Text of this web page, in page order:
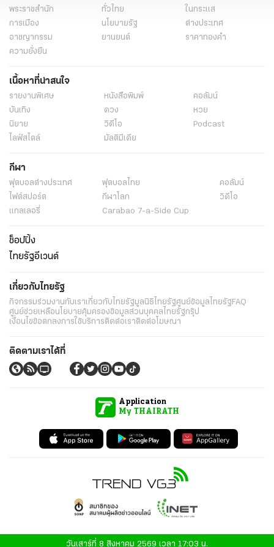
พระราชสำนัก ทั่วไทย
ในกระแส
การเมือง
นโยบายรัฐ
ต่างประเทศ
อาชญากรรม
ยานยนต์
ราคาทองคำ
ความยั่งยืน
เนื้อหาที่น่าสนใจ
รายงานพิเศษ หนังสือพิมพ์
คอลัมน์
บันเทิง
ดวง
หวย
นิยาย
วิดีโอ
Podcast
ไลฟ์สไตล์
มัลติมีเดีย
กีฬา
ฟุตบอลต่่างประเทศ ฟุตบอลไทย
คอลัมน์
ไฟต์สปอร์ต
กีฬาโลก
วิดีโอ
แกลเลอรี่
Carabao 7-a-Side Cup
ช็อปปิ้ง
ไทยรัฐอีเวนต์
เกี่ยวกับไทยรัฐ
กิจกรรมร่วมงานกับเราเกี่ยวกับไทยรัฐมูลนิธิไทยรัฐศูนย์ข้อมูลไทยรัฐFAQ
ศูนย์ช่วยเหลือนโยบายคุ้มครองข้อมูลส่วนบุคคลไทยรัฐกรุ๊ป
เงื่อนไขข้อตกลงการใช้บริการติดต่อเราติดต่อโฆษณา
ติดตามเราได้ที่
Application
My THAIRATH
วันเสาร์ที่ 8 สิงหาคม 2569 เวลา 17:03 น.